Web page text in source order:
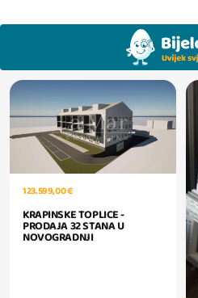
123.599,00 €
KRAPINSKE TOPLICE -
PRODAJA 32 STANA U
NOVOGRADNJI